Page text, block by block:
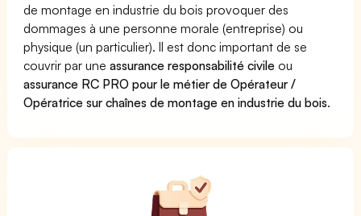
de montage en industrie du bois provoquer des
dommages à une personne morale (entreprise) ou
physique (un particulier). Il est donc important de se
couvrir par uneassurance responsabilité civile ou
assurance RC PRO pour le métier de Opérateur /
Opératrice sur chaînes de montage en industrie du bois.